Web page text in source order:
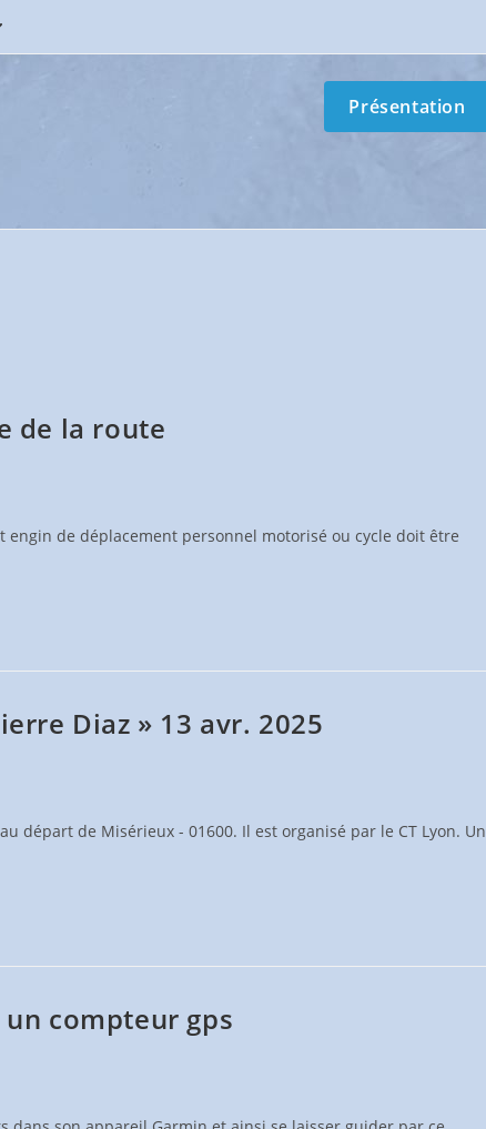
Présentation
de la route
de déplacement personnel motorisé ou cycle doit être
Diaz » 13 avr. 2025
départ de Misérieux - 01600. Il est organisé par le CT Lyon. Un
compteur gps